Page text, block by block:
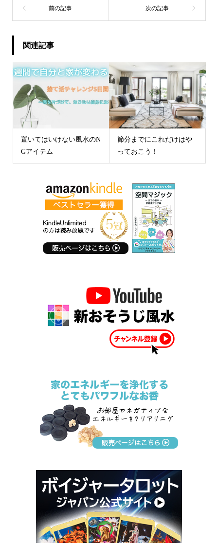
関連記事
置いてはいけない風水のN
Gアイテム
節分までにこれだけはや
っておこう！